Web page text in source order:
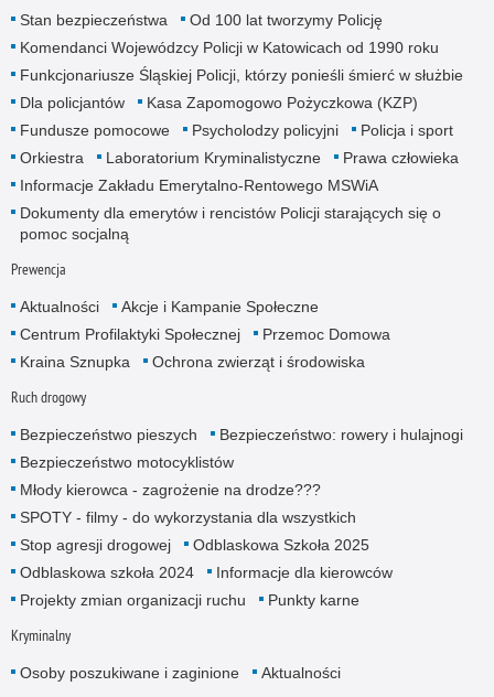
Stan bezpieczeństwa
Od 100 lat tworzymy Policję
Komendanci Wojewódzcy Policji w Katowicach od 1990 roku
Funkcjonariusze Śląskiej Policji, którzy ponieśli śmierć w służbie
Dla policjantów
Kasa Zapomogowo Pożyczkowa (KZP)
Fundusze pomocowe
Psycholodzy policyjni
Policja i sport
Orkiestra
Laboratorium Kryminalistyczne
Prawa człowieka
Informacje Zakładu Emerytalno-Rentowego MSWiA
Dokumenty dla emerytów i rencistów Policji starających się o
pomoc socjalną
Prewencja
Aktualności
Akcje i Kampanie Społeczne
Centrum Profilaktyki Społecznej
Przemoc Domowa
Kraina Sznupka
Ochrona zwierząt i środowiska
Ruch drogowy
Bezpieczeństwo pieszych
Bezpieczeństwo: rowery i hulajnogi
Bezpieczeństwo motocyklistów
Młody kierowca - zagrożenie na drodze???
SPOTY - filmy - do wykorzystania dla wszystkich
Stop agresji drogowej
Odblaskowa Szkoła 2025
Odblaskowa szkoła 2024
Informacje dla kierowców
Projekty zmian organizacji ruchu
Punkty karne
Kryminalny
Osoby poszukiwane i zaginione Aktualności